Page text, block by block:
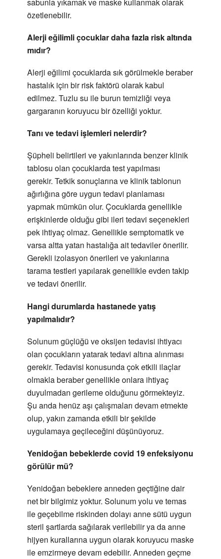
özetlenebilir.
Alerji eğilimli çocuklar daha fazla risk altında
mıdır?
Alerji eğilimi çocuklarda sık görülmekle beraber
hastalık için bir risk faktörü olarak kabul
edilmez. Tuzlu su ile burun temizliği veya
gargaranın koruyucu bir özelliği yoktur.
Tanı ve tedavi işlemleri nelerdir?
Şüpheli belirtileri ve yakınlarında benzer klinik
tablosu olan çocuklarda test yapılması
gerekir. Tetkik sonuçlarına ve klinik tablonun
ağırlığına göre uygun tedavi planlaması
yapmak mümkün olur. Çocuklarda genellikle
erişkinlerde olduğu gibi ileri tedavi seçenekleri
pek ihtiyaç olmaz. Genellikle semptomatik ve
varsa altta yatan hastalığa ait tedaviler önerilir.
Gerekli izolasyon önerileri ve yakınlarına
tarama testleri yapılarak genellikle evden takip
ve tedavi önerilir.
Hangi durumlarda hastanede yatış
yapılmalıdır?
Solunum güçlüğü ve oksijen tedavisi ihtiyacı
olan çocukların yatarak tedavi altına alınması
gerekir. Tedavisi konusunda çok etkili ilaçlar
olmakla beraber genellikle onlara ihtiyaç
duyulmadan gerileme olduğunu görmekteyiz.
Şu anda henüz aşı çalışmaları devam etmekte
olup, yakın zamanda etkili bir şekilde
uygulamaya geçileceğini düşünüyoruz.
Yenidoğan bebeklerde covid 19 enfeksiyonu
görülür mü?
Yenidoğan bebeklere anneden geçtiğine dair
net bir bilgimiz yoktur. Solunum yolu ve temas
ile geçebilme riskinden dolayı anne sütü uygun
steril şartlarda sağılarak verilebilir ya da anne
hijyen kurallarına uygun olarak koruyucu maske
ile emzirmeye devam edebilir. Anneden geçme